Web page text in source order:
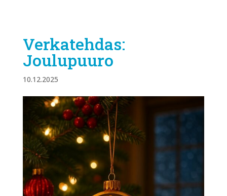
Verkatehdas:
Joulupuuro
10.12.2025